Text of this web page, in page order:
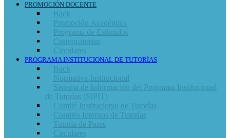
PROMOCIÓN DOCENTE
Back
Promoción Académica
Programa de Estímulos
Convocatorias
Circulares
PROGRAMA INSTITUCIONAL DE TUTORÍAS
Back
Normativa Institucional
Sistema de Información del Programa Institucional
de Tutorías (SIPIT)
Comité Institucional de Tutorías
Comités Internos de Tutorías
Tutoría de Pares
Circulares